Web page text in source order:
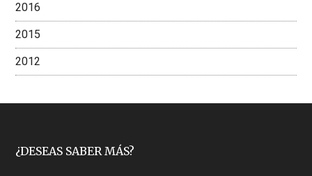
2016
2015
2012
Footer
¿DESEAS SABER MÁS?